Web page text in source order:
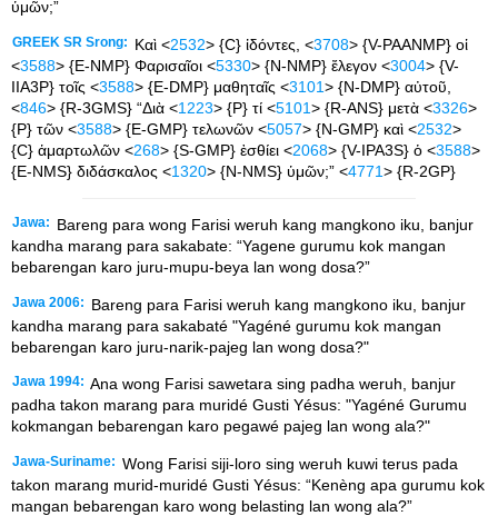
ὑμῶν;”
GREEK SR Srong: Καὶ <2532> {C} ἰδόντες, <3708> {V-PAANMP} οἱ
<3588> {E-NMP} Φαρισαῖοι <5330> {N-NMP} ἔλεγον <3004> {V-
IIA3P} τοῖς <3588> {E-DMP} μαθηταῖς <3101> {N-DMP} αὐτοῦ,
<846> {R-3GMS} “Διὰ <1223> {P} τί <5101> {R-ANS} μετὰ <3326>
{P} τῶν <3588> {E-GMP} τελωνῶν <5057> {N-GMP} καὶ <2532>
{C} ἁμαρτωλῶν <268> {S-GMP} ἐσθίει <2068> {V-IPA3S} ὁ <3588>
{E-NMS} διδάσκαλος <1320> {N-NMS} ὑμῶν;” <4771> {R-2GP}
Jawa:
Bareng para wong Farisi weruh kang mangkono iku, banjur
kandha marang para sakabate: “Yagene gurumu kok mangan
bebarengan karo juru-mupu-beya lan wong dosa?”
Jawa 2006:
Bareng para Farisi weruh kang mangkono iku, banjur
kandha marang para sakabaté "Yagéné gurumu kok mangan
bebarengan karo juru-narik-pajeg lan wong dosa?"
Jawa 1994: Ana wong Farisi sawetara sing padha weruh, banjur
padha takon marang para muridé Gusti Yésus: "Yagéné Gurumu
kokmangan bebarengan karo pegawé pajeg lan wong ala?"
Jawa-Suriname: Wong Farisi siji-loro sing weruh kuwi terus pada
takon marang murid-muridé Gusti Yésus: “Kenèng apa gurumu kok
mangan bebarengan karo wong belasting lan wong ala?”